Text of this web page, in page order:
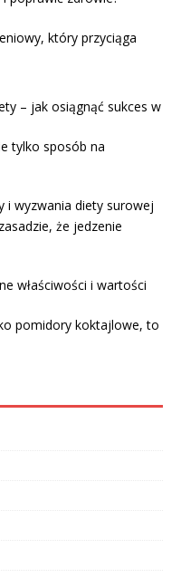
który przyciąga
– jak osiągnąć sukces w
tylko sposób na
i wyzwania diety surowej
że jedzenie
właściwości i wartości
pomidory koktajlowe, to